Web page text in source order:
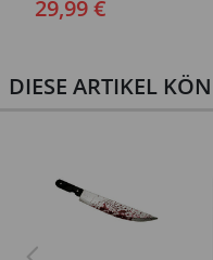
- verschiedene Größen
29,99 €
DIESE ARTIKEL